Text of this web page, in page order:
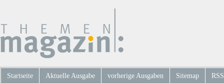
Startseite Aktuelle Ausgabe vorherige Ausgaben Sitemap RSS